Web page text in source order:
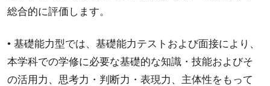
総合的に評価します。
• 基礎能力型では、基礎能力テストおよび面接により、
本学科での学修に必要な基礎的な知識・技能およびそ
の活用力、思考力・判断力・表現力、主体性をもって